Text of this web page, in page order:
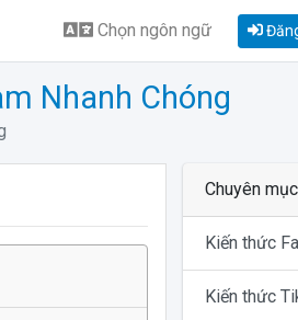
Chọn ngôn ngữ
Nhanh Chóng
Chuyên mục
Kiến thức
Kiến thức